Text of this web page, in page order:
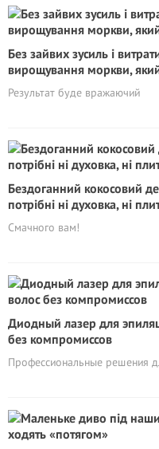
Без зайвих зусиль і
вирощування моркви, який
Результат буде вражаючий
Бездоганний кокосовий
потрібні ні духовка, ні
Смачного вам!
Диодный лазер для
без компромиссов
Профессиональные решения